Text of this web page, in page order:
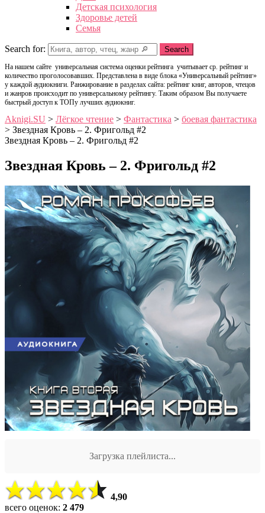
Детская психология
Здоровье детей
Семья
Search for: Search
На нашем сайте универсальная система оценки рейтинга учитывает ср. рейтинг и
количество проголосовавших. Представлена в виде блока «Универсальный рейтинг»
у каждой аудиокниги. Ранжирование в разделах сайта: рейтинг книг, авторов, чтецов
и жанров происходит по универсальному рейтингу. Таким образом Вы получаете
быстрый доступ к ТОПу лучших аудиокниг.
Aknigi.SU > Лёгкое чтение > Фантастика > боевая фантастика
> Звездная Кровь – 2. Фригольд #2
Звездная Кровь – 2. Фригольд #2
Звездная Кровь – 2. Фригольд #2
Загрузка плейлиста...
4,90
всего оценок: 2 479